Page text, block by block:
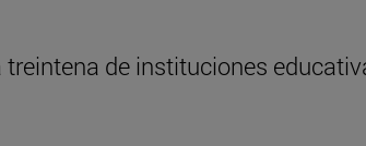
treintena de instituciones